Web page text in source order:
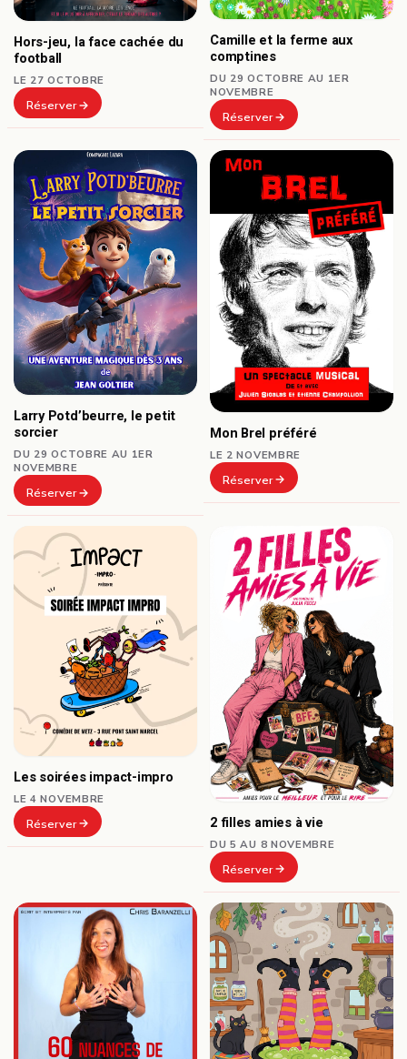
Hors-jeu, la face cachée du
football
LE 27 OCTOBRE
Réserver
Camille et la ferme aux
comptines
DU 29 OCTOBRE AU 1ER
NOVEMBRE
Réserver
Larry Potd’beurre, le petit
sorcier
DU 29 OCTOBRE AU 1ER
NOVEMBRE
Réserver
Mon Brel préféré
LE 2 NOVEMBRE
Réserver
Les soirées impact-impro
LE 4 NOVEMBRE
Réserver 2 filles amies à vie
DU 5 AU 8 NOVEMBRE
Réserver